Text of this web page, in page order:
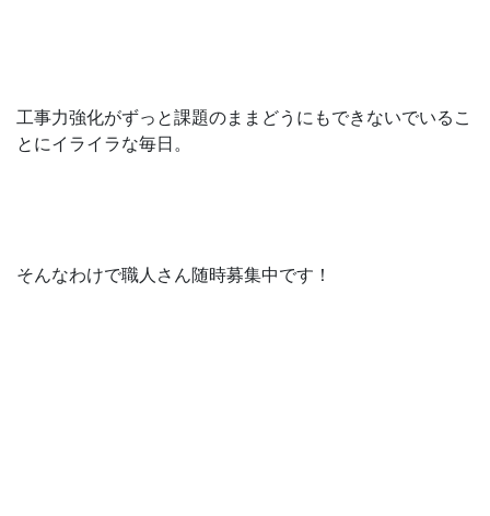
工事力強化がずっと課題のままどうにもできないでいるこ
とにイライラな毎日。
そんなわけで職人さん随時募集中です！